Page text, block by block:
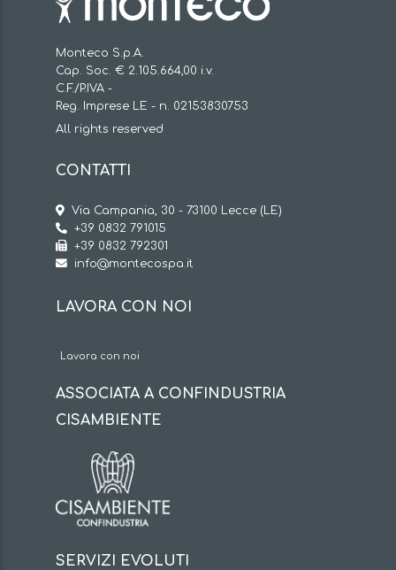
Monteco S.p.A.
Cap. Soc. € 2.105.664,00 i.v.
C.F./P.IVA -
Reg. Imprese LE - n. 02153830753
All rights reserved
CONTATTI
Via Campania, 30 - 73100 Lecce (LE)
+39 0832 791015
+39 0832 792301
info@montecospa.it
LAVORA CON NOI
Lavora con noi
ASSOCIATA A CONFINDUSTRIA
CISAMBIENTE
SERVIZI EVOLUTI